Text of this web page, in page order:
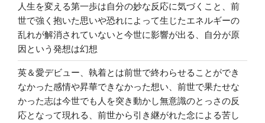
人生を変える第一歩は自分の妙な反応に気づくこと、前
世で強く抱いた思いや恐れによって生じたエネルギーの
乱れが解消されていないと今世に影響が出る、自分が原
因という発想は幻想
英＆愛デビュー、執着とは前世で終わらせることができ
なかった感情や昇華できなかった想い、前世で果たせな
かった志は今世でも人を突き動かし無意識のとっさの反
応となって現れる、前世から引き継がれた念による苦し